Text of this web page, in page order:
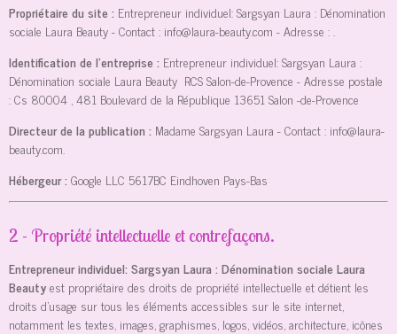
Propriétaire du site : Entrepreneur individuel: Sargsyan Laura : Dénomination
sociale Laura Beauty- Contact : info@laura-beauty.com - Adresse :.
Identification de l'entreprise : Entrepreneur individuel: Sargsyan Laura :
Dénomination sociale Laura Beauty RCS Salon-de-Provence - Adresse postale
:Cs 80004 , 481 Boulevard de la République 13651 Salon -de-Provence
Directeur de la publication : Madame Sargsyan Laura - Contact : info@laura-
beauty.com.
Hébergeur : Google LLC 5617BC Eindhoven Pays-Bas
2 - Propriété intellectuelle et contrefaçons.
Entrepreneur individuel: Sargsyan Laura : Dénomination sociale Laura
Beautyest propriétaire des droits de propriété intellectuelle et détient les
droits d’usage sur tous les éléments accessibles sur le site internet,
notamment les textes, images, graphismes, logos, vidéos, architecture, icônes